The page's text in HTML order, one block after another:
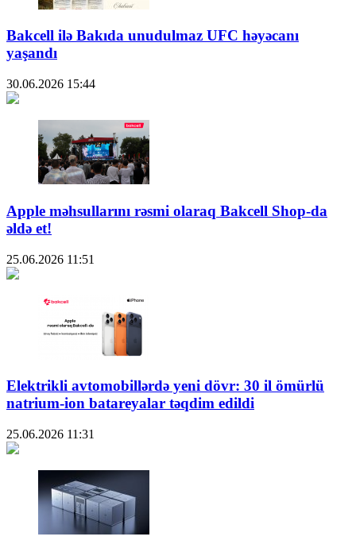
Bakcell ilə Bakıda unudulmaz UFC həyəcanı
yaşandı
30.06.2026 15:44
Apple məhsullarını rəsmi olaraq Bakcell Shop-da
əldə et!
25.06.2026 11:51
Elektrikli avtomobillərdə yeni dövr: 30 il ömürlü
natrium-ion batareyalar təqdim edildi
25.06.2026 11:31